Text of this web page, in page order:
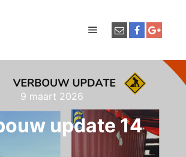
9 maart 2026
update 14